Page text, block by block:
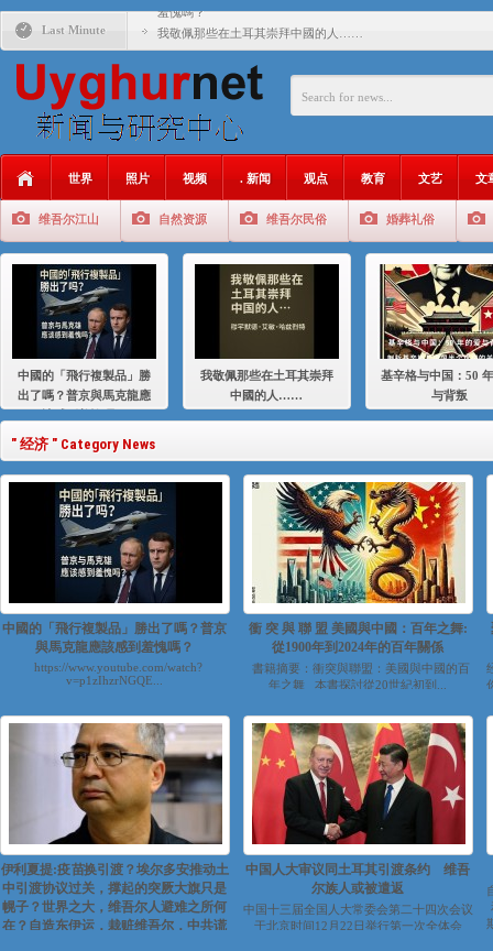
Last Minute
羞愧嗎？
我敬佩那些在土耳其崇拜中國的人……
基辛格与中国：50 年的爱与背叛
年的百年關係
大一统情结使魏京生失去理智 / 伊利夏提
伊利夏提：在自责与内疚中的挣扎
伊利夏提：消失在集中营的红衣女孩
伊利夏提：维吾尔种族灭绝
世界 照片 视频 . 新闻 观点 教育 文艺 文
维吾尔江山 自然资源 维吾尔民俗 婚葬礼俗
中國的「飛行複製品」勝
出了嗎？普京與馬克龍應
我敬佩那些在土耳其崇拜
中國的人……
基辛格与中国：50
与背叛
" 经济 " Category News
中國的「飛行複製品」勝出了嗎？普京
與馬克龍應該感到羞愧嗎？
https://www.youtube.com/watch?
v=p1zIhzrNGQE...
衝 突 與 聯 盟 美國與中國：百年之舞:
從1900年到2024年的百年關係
書籍摘要：衝突與聯盟：美國與中國的百
年之舞 本書探討從20世紀初到...
伊利夏提:疫苗换引渡？埃尔多安推动土
中引渡协议过关，撑起的突厥大旗只是
幌子？世界之大，维吾尔人避难之所何
在？自造东伊运，栽赃维吾尔，中共谎
中国人大审议同土耳其引渡条约 维吾
尔族人或被遣返
中国十三届全国人大常委会第二十四次会议
于北京时间12月22日举行第一次全体会